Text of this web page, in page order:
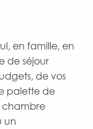
en famille, en
de séjour
de vos
palette de
chambre
un